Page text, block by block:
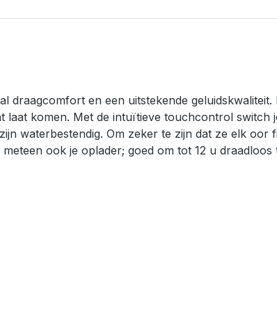
en een uitstekende geluidskwaliteit.
komen. Met de intuïtieve touchcontrol switch
waterbestendig. Om zeker te zijn dat ze elk oor
ook je oplader; goed om tot 12 u draadloos